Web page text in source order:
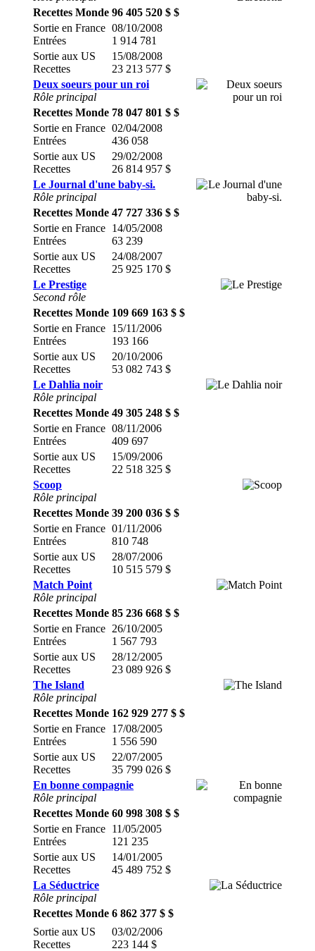
Recettes Monde 96 405 520 $ $
Sortie en France
Entrées
08/10/2008
1 914 781
Sortie aux US
Recettes
15/08/2008
23 213 577 $
Deux soeurs pour un roi
Rôle principal
Recettes Monde 78 047 801 $ $
Sortie en France
Entrées
02/04/2008
436 058
Sortie aux US
Recettes
29/02/2008
26 814 957 $
Le Journal d'une baby-si.
Rôle principal
Recettes Monde 47 727 336 $ $
Sortie en France
Entrées
14/05/2008
63 239
Sortie aux US
Recettes
24/08/2007
25 925 170 $
Le Prestige
Second rôle
Recettes Monde 109 669 163 $ $
Sortie en France
Entrées
15/11/2006
193 166
Sortie aux US
Recettes
20/10/2006
53 082 743 $
Le Dahlia noir
Rôle principal
Recettes Monde 49 305 248 $ $
Sortie en France
Entrées
08/11/2006
409 697
Sortie aux US
Recettes
15/09/2006
22 518 325 $
Scoop
Rôle principal
Recettes Monde 39 200 036 $ $
Sortie en France
Entrées
01/11/2006
810 748
Sortie aux US
Recettes
28/07/2006
10 515 579 $
Match Point
Rôle principal
Recettes Monde 85 236 668 $ $
Sortie en France
Entrées
26/10/2005
1 567 793
Sortie aux US
Recettes
28/12/2005
23 089 926 $
The Island
Rôle principal
Recettes Monde 162 929 277 $ $
Sortie en France
Entrées
17/08/2005
1 556 590
Sortie aux US
Recettes
22/07/2005
35 799 026 $
En bonne compagnie
Rôle principal
Recettes Monde 60 998 308 $ $
Sortie en France
Entrées
11/05/2005
121 235
Sortie aux US
Recettes
14/01/2005
45 489 752 $
La Séductrice
Rôle principal
Recettes Monde 6 862 377 $ $
Sortie aux US
Recettes
03/02/2006
223 144 $